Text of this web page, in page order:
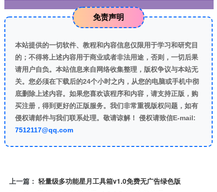
免责声明
本站提供的一切软件、教程和内容信息仅限用于学习和研究目
的；不得将上述内容用于商业或者非法用途，否则，一切后果
请用户自负。本站信息来自网络收集整理，版权争议与本站无
关。您必须在下载后的24个小时之内，从您的电脑或手机中彻
底删除上述内容。如果您喜欢该程序和内容，请支持正版，购
买注册，得到更好的正版服务。我们非常重视版权问题，如有
侵权请邮件与我们联系处理。敬请谅解！ 侵权请致信E-mail:
7512117@qq.com
上一篇： 轻量级多功能星月工具箱v1.0免费无广告绿色版